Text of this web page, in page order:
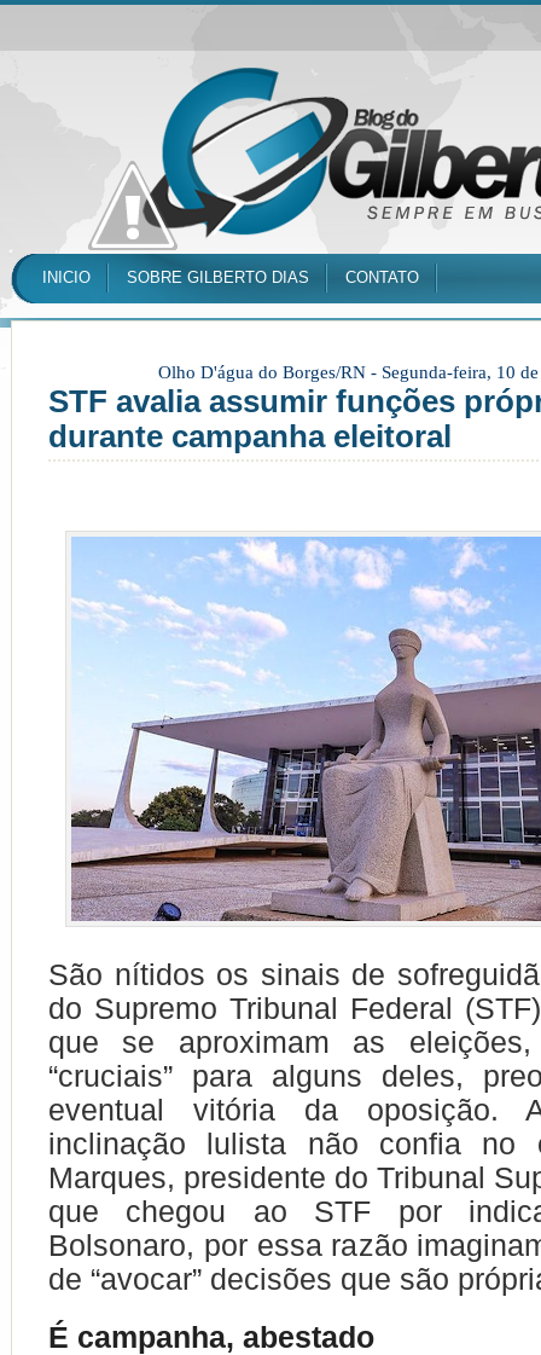
INICIO SOBRE GILBERTO DIAS CONTATO
Olho D'água do Borges/RN - Segunda-feira, 10
STF avalia assumir funções
durante campanha eleitoral
São nítidos os sinais de
do Supremo Tribunal Federal
que se aproximam as eleições,
“cruciais” para alguns deles,
eventual vitória da oposição.
inclinação lulista não confia no
Marques, presidente do Tribunal
que chegou ao STF por
Bolsonaro, por essa razão
de “avocar” decisões que são
É campanha, abestado